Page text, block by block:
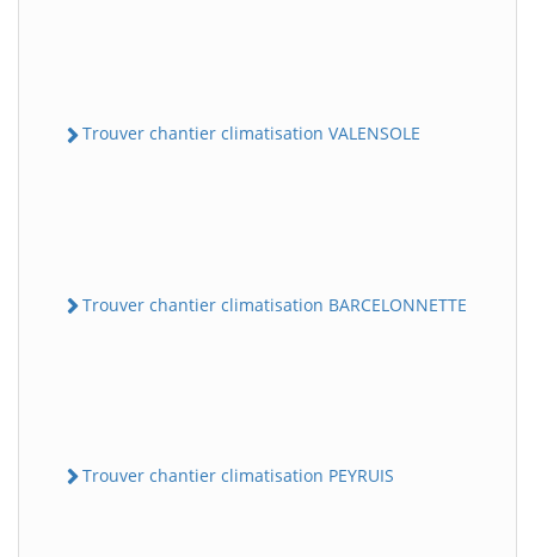
Trouver chantier climatisation VALENSOLE
Trouver chantier climatisation BARCELONNETTE
Trouver chantier climatisation PEYRUIS